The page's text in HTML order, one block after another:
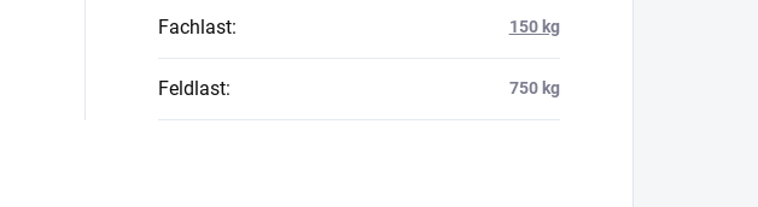
Fachlast: 150 kg
Feldlast: 750 kg